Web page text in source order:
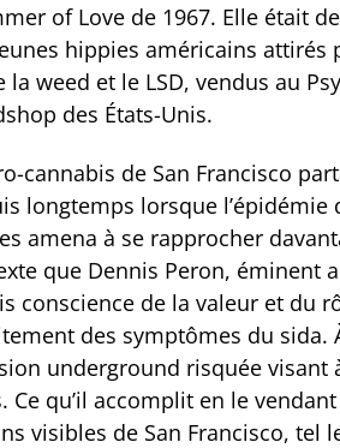
of Love de 1967. Elle était
hippies américains attirés
weed et le LSD, vendus au
des États-Unis.
cannabis de San Francisco
longtemps lorsque l’épidémie
amena à se rapprocher
que Dennis Peron, éminent
conscience de la valeur et du
des symptômes du sida.
underground risquée visant
Ce qu’il accomplit en le
visibles de San Francisco, tel